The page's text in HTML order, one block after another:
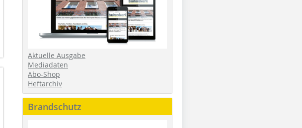
Aktuelle Ausgabe
Mediadaten
Abo-Shop
Heftarchiv
Brandschutz